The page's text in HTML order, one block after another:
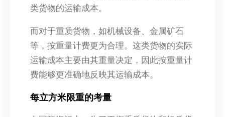
类货物的运输成本。
而对于重质货物，如机械设备、金属矿石
等，按重量计费更为合理。这类货物的实际
运输成本主要由其重量决定，因此按重量计
费能够更准确地反映其运输成本。
每立方米限重的考量